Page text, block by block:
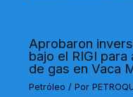
Aprobaron
bajo el RIGI
de gas en Vaca
Petróleo / Por